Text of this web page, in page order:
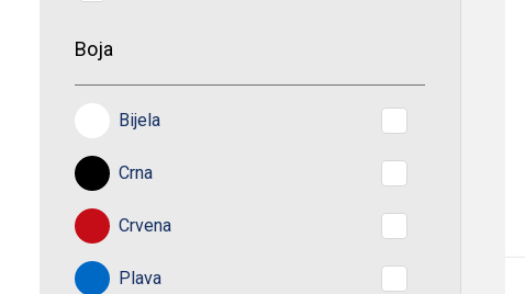
Boja
Bijela
Crna
Crvena
Plava